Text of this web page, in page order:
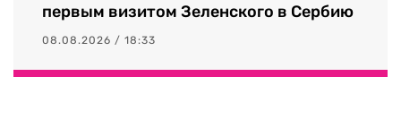
первым визитом Зеленского в Сербию
08.08.2026 / 18:33